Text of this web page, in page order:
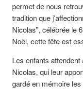
permet de nous
tradition que
Nicolas”, célébrée le
Noël, cette fête est
Les enfants
Nicolas, qui leur
gardé en mémoire